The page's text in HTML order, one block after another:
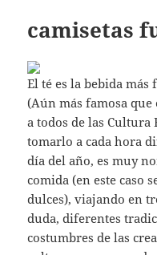
camisetas
El té es la bebida más
(Aún más famosa
a todos de las Cultura
tomarlo a cada hora
día del año, es muy
comida (en este caso
dulces), viajando en
duda, diferentes
costumbres de las